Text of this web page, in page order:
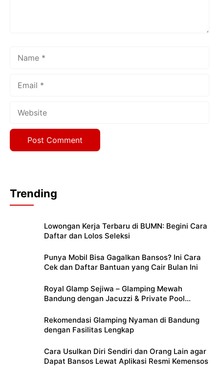
Trending
Lowongan Kerja Terbaru di BUMN: Begini Cara
Daftar dan Lolos Seleksi
Punya Mobil Bisa Gagalkan Bansos? Ini Cara
Cek dan Daftar Bantuan yang Cair Bulan Ini
Royal Glamp Sejiwa – Glamping Mewah
Bandung dengan Jacuzzi & Private Pool
Rekomendasi Glamping Nyaman di Bandung
dengan Fasilitas Lengkap
Cara Usulkan Diri Sendiri dan Orang Lain agar
Dapat Bansos Lewat Aplikasi Resmi Kemensos